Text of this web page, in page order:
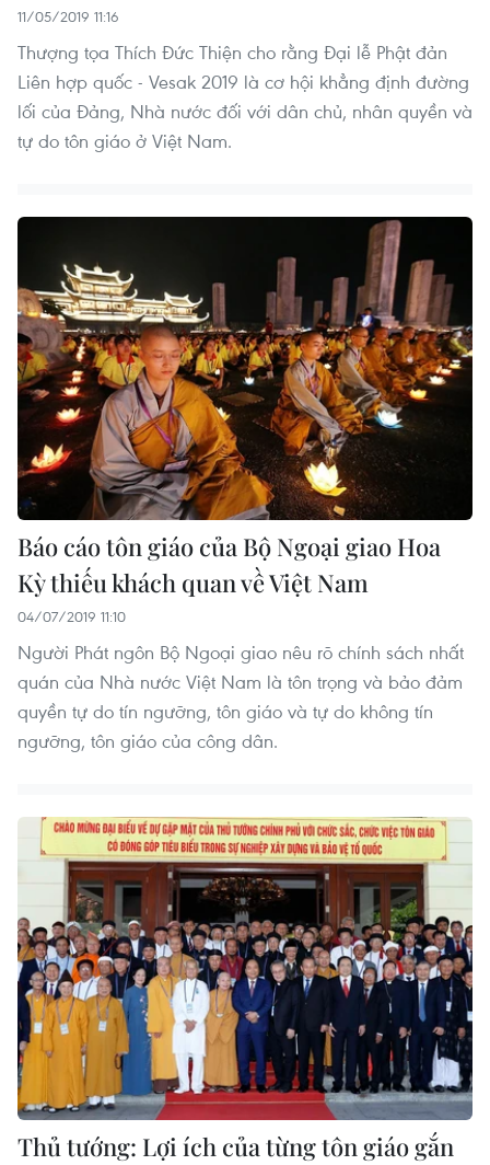
11/05/2019 11:16
Thượng tọa Thích Đức Thiện cho rằng Đại lễ Phật đản
Liên hợp quốc - Vesak 2019 là cơ hội khẳng định đường
lối của Đảng, Nhà nước đối với dân chủ, nhân quyền và
tự do tôn giáo ở Việt Nam.
Báo cáo tôn giáo của Bộ Ngoại giao Hoa
Kỳ thiếu khách quan về Việt Nam
04/07/2019 11:10
Người Phát ngôn Bộ Ngoại giao nêu rõ chính sách nhất
quán của Nhà nước Việt Nam là tôn trọng và bảo đảm
quyền tự do tín ngưỡng, tôn giáo và tự do không tín
ngưỡng, tôn giáo của công dân.
Thủ tướng: Lợi ích của từng tôn giáo gắn